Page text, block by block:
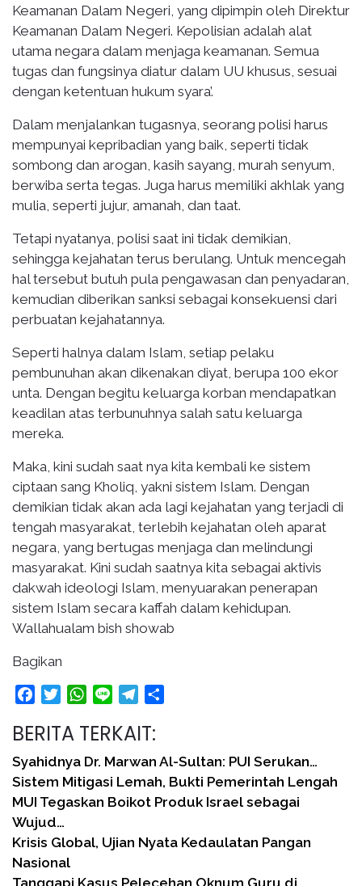
Keamanan Dalam Negeri, yang dipimpin oleh Direktur
Keamanan Dalam Negeri. Kepolisian adalah alat
utama negara dalam menjaga keamanan. Semua
tugas dan fungsinya diatur dalam UU khusus, sesuai
dengan ketentuan hukum syara’.
Dalam menjalankan tugasnya, seorang polisi harus
mempunyai kepribadian yang baik, seperti tidak
sombong dan arogan, kasih sayang, murah senyum,
berwiba serta tegas. Juga harus memiliki akhlak yang
mulia, seperti jujur, amanah, dan taat.
Tetapi nyatanya, polisi saat ini tidak demikian,
sehingga kejahatan terus berulang. Untuk mencegah
hal tersebut butuh pula pengawasan dan penyadaran,
kemudian diberikan sanksi sebagai konsekuensi dari
perbuatan kejahatannya.
Seperti halnya dalam Islam, setiap pelaku
pembunuhan akan dikenakan diyat, berupa 100 ekor
unta. Dengan begitu keluarga korban mendapatkan
keadilan atas terbunuhnya salah satu keluarga
mereka.
Maka, kini sudah saat nya kita kembali ke sistem
ciptaan sang Kholiq, yakni sistem Islam. Dengan
demikian tidak akan ada lagi kejahatan yang terjadi di
tengah masyarakat, terlebih kejahatan oleh aparat
negara, yang bertugas menjaga dan melindungi
masyarakat. Kini sudah saatnya kita sebagai aktivis
dakwah ideologi Islam, menyuarakan penerapan
sistem Islam secara kaffah dalam kehidupan.
Wallahualam bish showab
Bagikan
FacebookTwitterWhatsApp
Line Telegram
BERITA TERKAIT:
Syahidnya Dr. Marwan Al-Sultan: PUI Serukan…
Sistem Mitigasi Lemah, Bukti Pemerintah Lengah
MUI Tegaskan Boikot Produk Israel sebagai
Wujud…
Krisis Global, Ujian Nyata Kedaulatan Pangan
Nasional
Tanggapi Kasus Pelecehan Oknum Guru di